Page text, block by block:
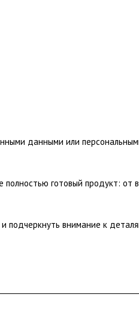
данными или
готовый продукт: от
подчеркнуть внимание к